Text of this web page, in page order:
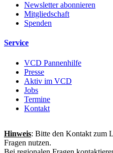
Newsletter abonnieren
Mitgliedschaft
Spenden
Service
VCD Pannenhilfe
Presse
Aktiv im VCD
Jobs
Termine
Kontakt
Hinweis: Bitte den Kontakt zum
Fragen nutzen.